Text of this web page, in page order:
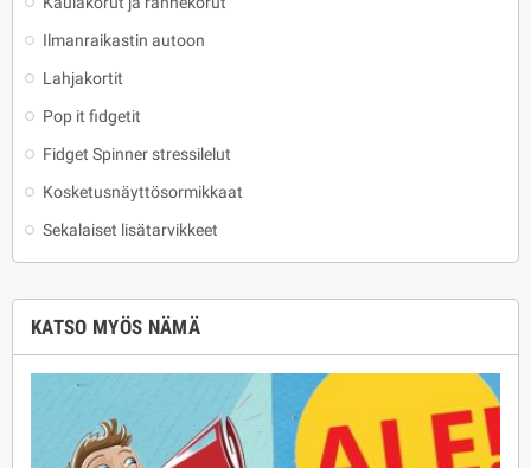
Ilmanraikastin autoon
Lahjakortit
Pop it fidgetit
Fidget Spinner stressilelut
Kosketusnäyttösormikkaat
Sekalaiset lisätarvikkeet
KATSO MYÖS NÄMÄ